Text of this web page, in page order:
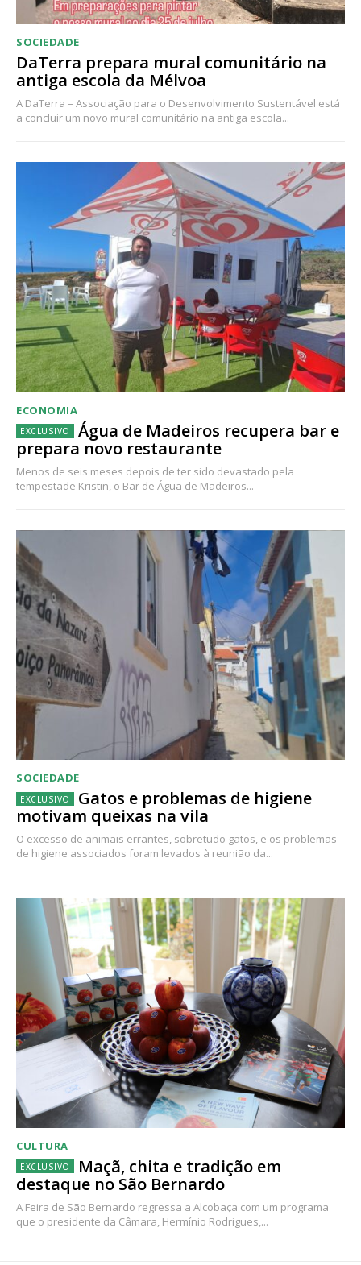
SOCIEDADE
DaTerra prepara mural comunitário na
antiga escola da Mélvoa
A DaTerra – Associação para o Desenvolvimento Sustentável está
a concluir um novo mural comunitário na antiga escola...
ECONOMIA
Água de Madeiros recupera bar e
prepara novo restaurante
Menos de seis meses depois de ter sido devastado pela
tempestade Kristin, o Bar de Água de Madeiros...
SOCIEDADE
Gatos e problemas de higiene
motivam queixas na vila
O excesso de animais errantes, sobretudo gatos, e os problemas
de higiene associados foram levados à reunião da...
CULTURA
Maçã, chita e tradição em
destaque no São Bernardo
A Feira de São Bernardo regressa a Alcobaça com um programa
que o presidente da Câmara, Hermínio Rodrigues,...